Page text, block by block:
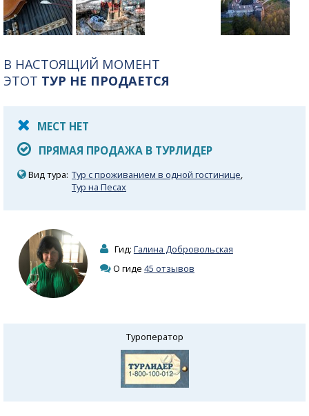
В НАСТОЯЩИЙ МОМЕНТ
ЭТОТ ТУР НЕ ПРОДАЕТСЯ
МЕСТ НЕТ
ПРЯМАЯ ПРОДАЖА В ТУРЛИДЕР
Вид тура: Тур с проживанием в одной гостинице,
Тур на Песах
Гид: Галина Добровольская
О гиде 45 отзывов
Туроператор